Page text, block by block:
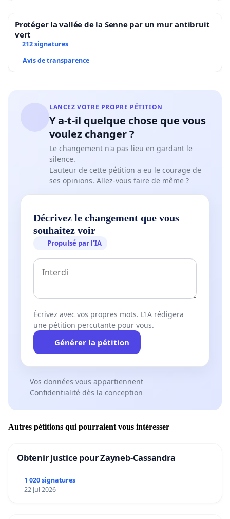
Protéger la vallée de la Senne par un mur antibruit
vert
212 signatures
Avis de transparence
LANCEZ VOTRE PROPRE PÉTITION
Y a-t-il quelque chose que vous
voulez changer ?
Le changement n'a pas lieu en gardant le
silence.
L'auteur de cette pétition a eu le courage de
ses opinions. Allez-vous faire de même ?
Décrivez le changement que vous
souhaitez voir
Propulsé par l’IA
Écrivez avec vos propres mots. L’IA rédigera
une pétition percutante pour vous.
Générer la pétition
Vos données vous appartiennent
Confidentialité dès la conception
Autres pétitions qui pourraient vous intéresser
Obtenir justice pour Zayneb-Cassandra
1 020 signatures
22 Jul 2026